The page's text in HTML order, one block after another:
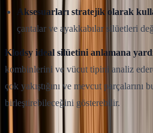
Aksesuarları stratejik olarak
çantalar ve ayakkabılar silüetleri
Klodsy ideal silüetini anlamana
kombinlerini ve vücut tipini analiz
çok yakıştığını ve mevcut parçalarını
birleştirebileceğini gösterebilir.